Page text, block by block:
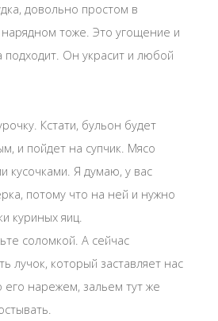
довольно простом в
нарядном тоже. Это угощение и
подходит. Он украсит и любой
Кстати, бульон будет
и пойдет на супчик. Мясо
кусочками. Я думаю, у вас
потому что на ней и нужно
куриных яиц.
соломкой. А сейчас
лучок, который заставляет нас
его нарежем, зальем тут же